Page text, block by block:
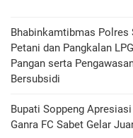
Bhabinkamtibmas Polres
Petani dan Pangkalan
Pangan serta
Bersubsidi
Bupati Soppeng
Ganra FC Sabet Gelar